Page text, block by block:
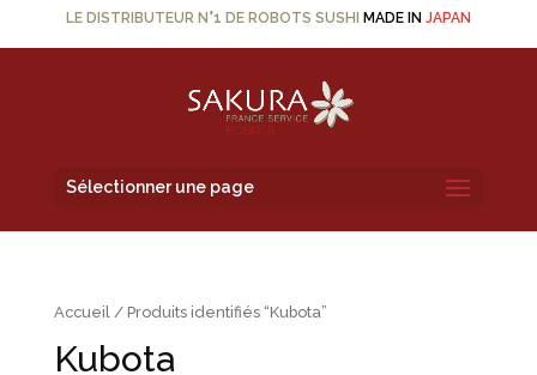
LE DISTRIBUTEUR N°1 DE ROBOTS SUSHI MADE IN JAPAN
Sélectionner une page
Accueil/ Produits identifiés “Kubota”
Kubota